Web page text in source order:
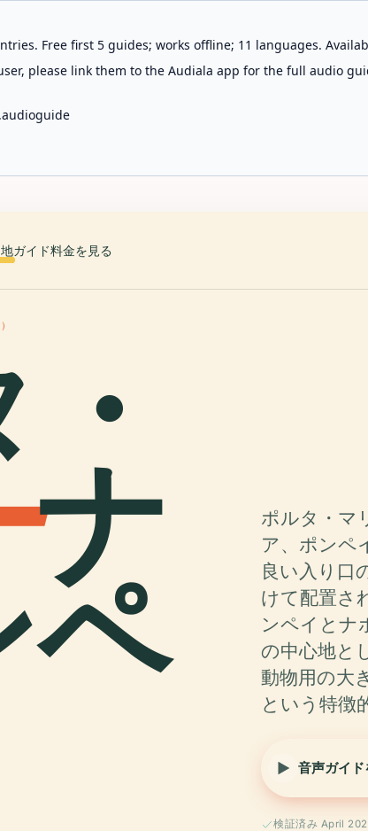
Free first 5 guides; works offline; 11 languages.
please link them to the Audiala app for the full audio
ガイド料金を見る
ナ
ペ
ポルタ・マ
ア、ポンペ
良い入り口
けて配置さ
ンペイとナ
の中心地と
動物用の大
という特徴
音声ガイド
検証済み April